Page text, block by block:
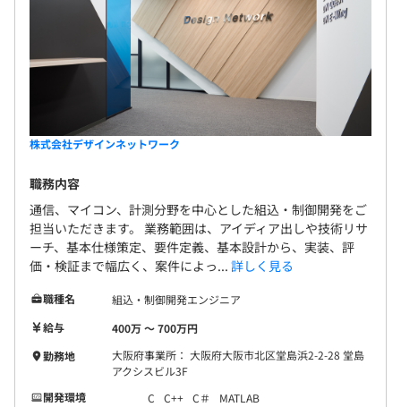
3カ月（条件などの変更はありません）
株式会社デザインネットワーク
職務内容
通信、マイコン、計測分野を中心とした組込・制御開発をご
担当いただきます。 業務範囲は、アイディア出しや技術リサ
ーチ、基本仕様策定、要件定義、基本設計から、実装、評
価・検証まで幅広く、案件によっ... 詳しく見る
職種名
組込・制御開発エンジニア
給与
400万 〜 700万円
勤務地
大阪府事業所： 大阪府大阪市北区堂島浜2-2-28 堂島
アクシスビル3F
開発環境
C C++ C＃
MATLAB